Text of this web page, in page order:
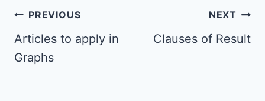
PREVIOUS
Articles to apply in
Graphs
NEXT
Clauses of Result